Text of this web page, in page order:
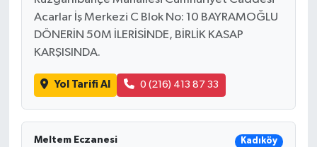
Acarlar İş Merkezi C Blok No: 10 BAYRAMOĞLU
DÖNERİN 50M İLERİSİNDE, BİRLİK KASAP
KARŞISINDA.
Yol Tarifi Al 0 (216) 413 87 33
Meltem Eczanesi Kadıköy